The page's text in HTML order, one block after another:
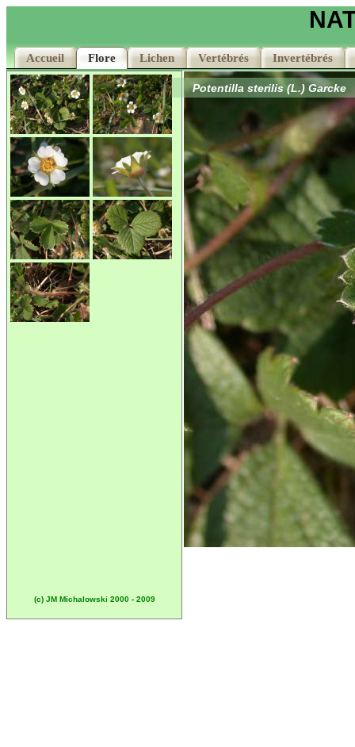
Accueil Flore Lichen Vertébrés Invertébrés
Accueil Flore Lichen Vertébrés Invertébrés
(c) JM Michalowski 2000 - 2009
Potentilla sterilis (L.) Garcke